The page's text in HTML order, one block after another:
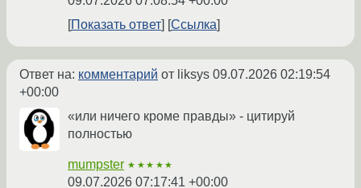
Показать ответ
Ссылка
Ответ на: комментарий от liksys 09.07.2026 02:19:54
+00:00
«или ничего кроме правды» - цитируй
полностью
mumpster ★★★★★
09.07.2026 07:17:41 +00:00